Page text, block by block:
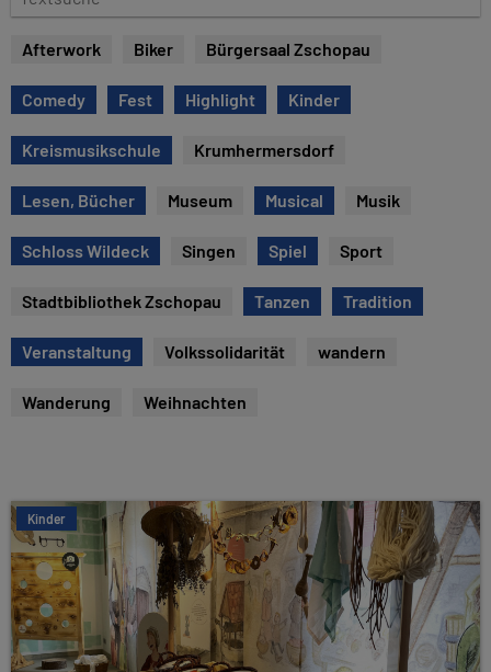
e
s
u
c
e
Afterwork Biker Bürgersaal Zschopau
Comedy Fest Highlight Kinder
Kreismusikschule Krumhermersdorf
Lesen, Bücher Museum Musical Musik
Schloss Wildeck Singen Spiel Sport
Stadtbibliothek Zschopau Tanzen Tradition
Veranstaltung Volkssolidarität wandern
Wanderung Weihnachten
Kinder